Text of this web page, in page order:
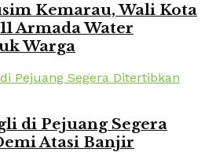
Kemarau, Wali Kota
Armada Water
Warga
di Pejuang Segera
Atasi Banjir